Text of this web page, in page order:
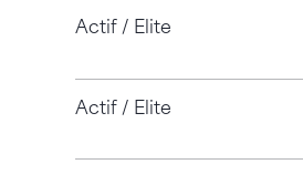
Actif / Elite
Actif / Elite